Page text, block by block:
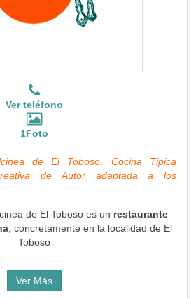
Ver teléfono
1Foto
de El Toboso, Cocina Tipica
de Autor adaptada a los
de El Toboso es un restaurante
, concretamente en la localidad de El
Toboso
Ver Más